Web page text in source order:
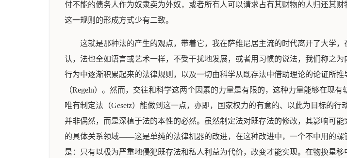
付不能的债务人作为奴隶卖为外奴，或者所有人可以请求占有其财物的人归还其
这一规则的形成方式少有二致。
这就是那种法的产生的观点，带着它，我在萨维尼居主流的时代离开了大学
认，法也全如语言或艺术一样，不受干扰地发展，或者用习惯的说法，我们称之
行为中逐渐积累起来的法律规则，以及一切由科学从既存法中借助理论的论证所推
（Regeln）。然而，交往和科学这两个因素的力量是有限的，这种力量能够在现
唯有制定法（Gesetz）能做到这一点，亦即，国家权力的有意的、以此为目标的
并非偶然，而是深植于法的本性的必然。虽然制定法对既存法的修改，其影响可
的具体关系领域——这是单纯的法律机器的改进，在这种改进中，一个不中用的
是：只有以极为严重地侵犯既存法和私人利益为代价，改变才能实现。在物换星